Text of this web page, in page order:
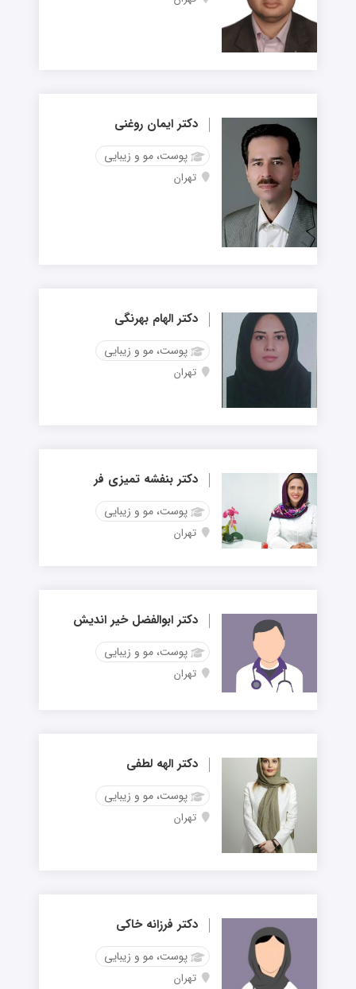
دکتر ایمان روغنی
پوست، مو و زیبایی
تهران
دکتر الهام بهرنگی
پوست، مو و زیبایی
تهران
دکتر بنفشه تمیزی فر
پوست، مو و زیبایی
تهران
دکتر ابوالفضل خیر اندیش
پوست، مو و زیبایی
تهران
دکتر الهه لطفی
پوست، مو و زیبایی
تهران
دکتر فرزانه خاکی
پوست، مو و زیبایی
تهران